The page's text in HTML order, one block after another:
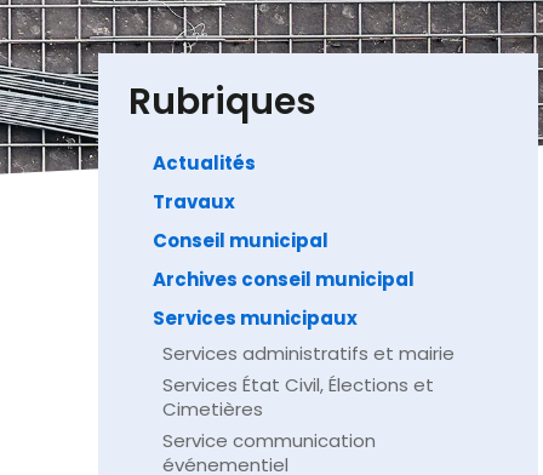
Rubriques
Actualités
Travaux
Conseil municipal
Archives conseil municipal
Services municipaux
Services administratifs et mairie
Services État Civil, Élections et
Cimetières
Service communication
événementiel